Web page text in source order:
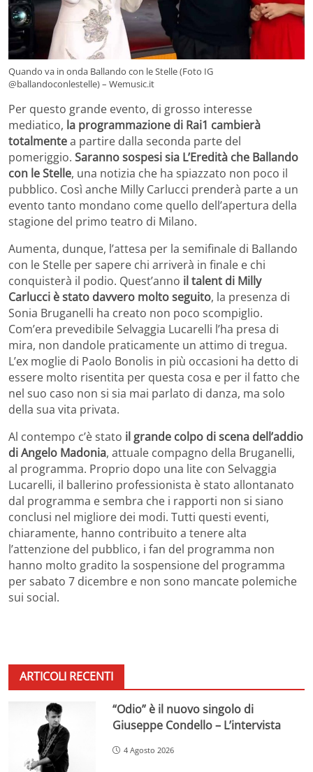
Quando va in onda Ballando con le Stelle (Foto IG
@ballandoconlestelle) – Wemusic.it
Per questo grande evento, di grosso interesse
mediatico, la programmazione di Rai1 cambierà
totalmentea partire dalla seconda parte del
pomeriggio. Saranno sospesi sia L’Eredità che Ballando
con le Stelle, una notizia che ha spiazzato non poco il
pubblico. Così anche Milly Carlucci prenderà parte a un
evento tanto mondano come quello dell’apertura della
stagione del primo teatro di Milano.
Aumenta, dunque, l’attesa per la semifinale di Ballando
con le Stelle per sapere chi arriverà in finale e chi
conquisterà il podio. Quest’anno il talent di Milly
Carlucci è stato davvero molto seguito, la presenza di
Sonia Bruganelli ha creato non poco scompiglio.
Com’era prevedibile Selvaggia Lucarelli l’ha presa di
mira, non dandole praticamente un attimo di tregua.
L’ex moglie di Paolo Bonolis in più occasioni ha detto di
essere molto risentita per questa cosa e per il fatto che
nel suo caso non si sia mai parlato di danza, ma solo
della sua vita privata.
Al contempo c’è stato il grande colpo di scena dell’addio
di Angelo Madonia, attuale compagno della Bruganelli,
al programma. Proprio dopo una lite con Selvaggia
Lucarelli, il ballerino professionista è stato allontanato
dal programma e sembra che i rapporti non si siano
conclusi nel migliore dei modi. Tutti questi eventi,
chiaramente, hanno contribuito a tenere alta
l’attenzione del pubblico, i fan del programma non
hanno molto gradito la sospensione del programma
per sabato 7 dicembre e non sono mancate polemiche
sui social.
ARTICOLI RECENTI
“Odio” è il nuovo singolo di
Giuseppe Condello – L’intervista
4 Agosto 2026